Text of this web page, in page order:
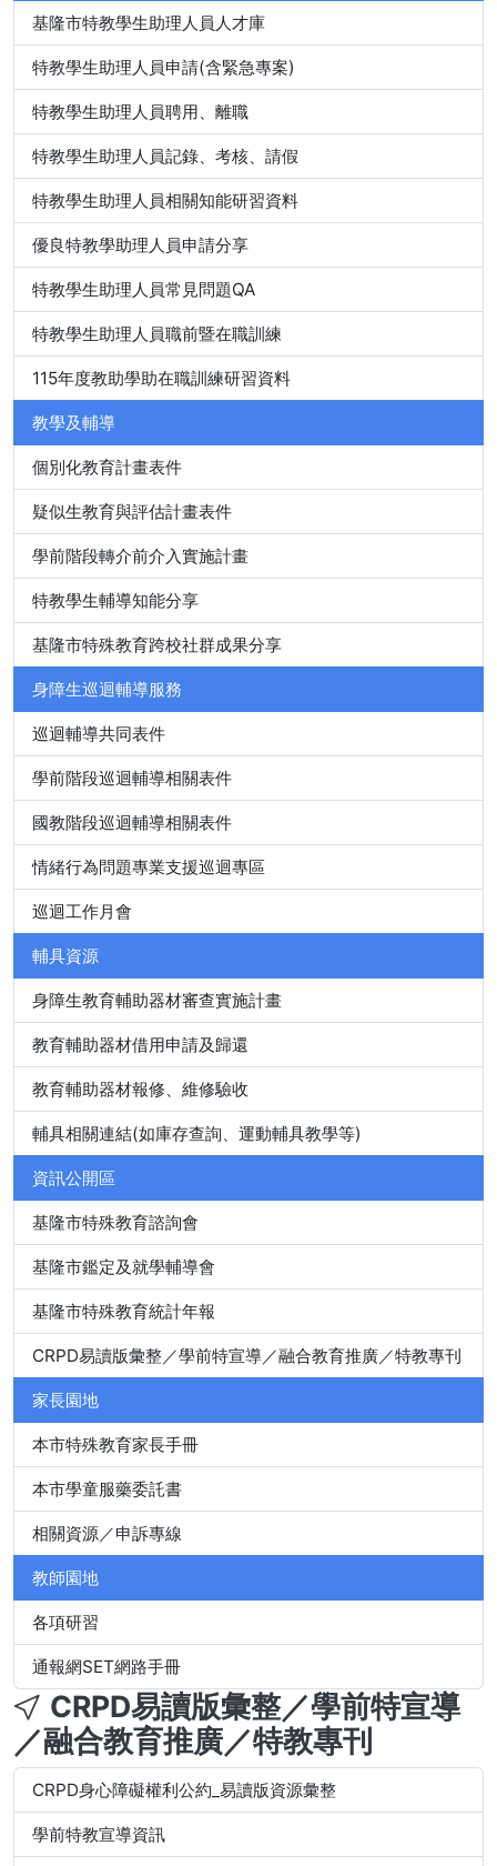
基隆市特教學生助理人員人才庫
特教學生助理人員申請(含緊急專案)
特教學生助理人員聘用、離職
特教學生助理人員記錄、考核、請假
特教學生助理人員相關知能研習資料
優良特教學助理人員申請分享
特教學生助理人員常見問題QA
特教學生助理人員職前暨在職訓練
115年度教助學助在職訓練研習資料
教學及輔導
個別化教育計畫表件
疑似生教育與評估計畫表件
學前階段轉介前介入實施計畫
特教學生輔導知能分享
基隆市特殊教育跨校社群成果分享
身障生巡迴輔導服務
巡迴輔導共同表件
學前階段巡迴輔導相關表件
國教階段巡迴輔導相關表件
情緒行為問題專業支援巡迴專區
巡迴工作月會
輔具資源
身障生教育輔助器材審查實施計畫
教育輔助器材借用申請及歸還
教育輔助器材報修、維修驗收
輔具相關連結(如庫存查詢、運動輔具教學等)
資訊公開區
基隆市特殊教育諮詢會
基隆市鑑定及就學輔導會
基隆市特殊教育統計年報
CRPD易讀版彙整／學前特宣導／融合教育推廣／特教專刊
家長園地
本市特殊教育家長手冊
本市學童服藥委託書
相關資源／申訴專線
教師園地
各項研習
通報網SET網路手冊
CRPD易讀版彙整／學前特宣導
／融合教育推廣／特教專刊
CRPD身心障礙權利公約_易讀版資源彙整
學前特教宣導資訊